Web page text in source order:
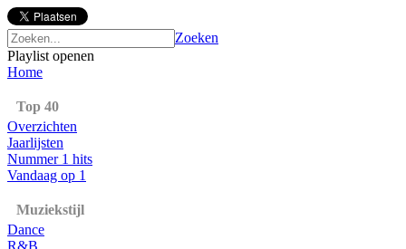
Zoeken
Playlist openen
Home
Top 40
Overzichten
Jaarlijsten
Nummer 1 hits
Vandaag op 1
Muziekstijl
Dance
R&B